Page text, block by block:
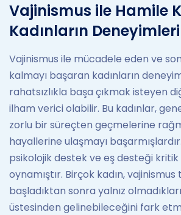
Vajinismus ile Hamile
Kadınların Deneyimleri
Vajinismus ile mücadele eden ve
kalmayı başaran kadınların
rahatsızlıkla başa çıkmak isteyen
ilham verici olabilir. Bu kadınlar,
zorlu bir süreçten geçmelerine
hayallerine ulaşmayı
psikolojik destek ve eş desteği
oynamıştır. Birçok kadın,
başladıktan sonra yalnız
üstesinden gelinebileceğini fark